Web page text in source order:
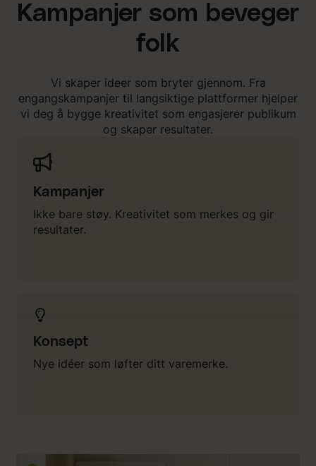
Kampanjer som beveger
folk
Vi skaper ideer som bryter gjennom. Fra
engangskampanjer til langsiktige plattformer hjelper
vi deg å bygge kreativitet som engasjerer publikum
og skaper resultater.
Kampanjer
Ikke bare støy. Kreativitet som merkes og gir
resultater.
Konsept
Nye idéer som løfter ditt varemerke.